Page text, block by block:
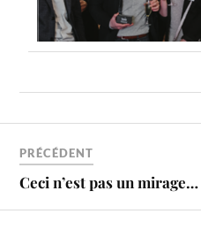
PRÉCÉDENT
Ceci n’est pas un mirage…